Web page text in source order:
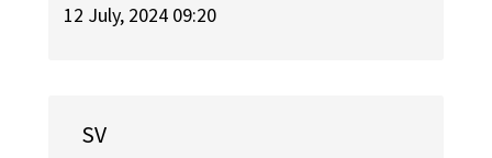
12 July, 2024 09:20
SV